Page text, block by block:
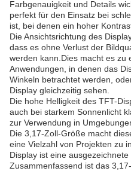
Farbgenauigkeit und Details
perfekt für den Einsatz bei
ist, bei denen ein hoher
Die Ansichtsrichtung des
dass es ohne Verlust der
werden kann.Dies macht es zu
Anwendungen, in denen das
Winkeln betrachtet werden,
Display gleichzeitig sehen.
Die hohe Helligkeit des TFT-
auch bei starkem Sonnenlicht
zur Verwendung in
Die 3,17-Zoll-Größe macht
eine Vielzahl von Projekten zu
Display ist eine ausgezeichnete
Zusammenfassend ist das